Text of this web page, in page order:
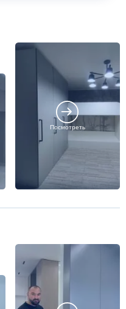
Посмотреть